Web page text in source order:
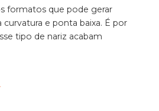
formatos que pode gerar
e ponta baixa. É por
tipo de nariz acabam